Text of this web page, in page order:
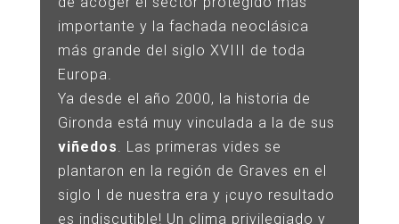
importante y la fachada neoclásica
más grande del siglo XVIII de toda
Europa.
Ya desde el año 2000, la historia de
Gironda está muy vinculada a la de sus
viñedos. Las primeras vides se
plantaron en la región de Graves en el
siglo I de nuestra era y ¡cuyo resultado
es indiscutible! Un clima privilegiado y